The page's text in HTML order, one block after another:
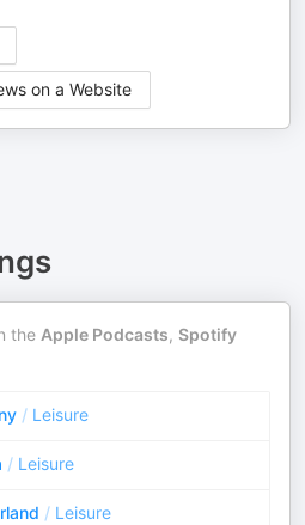
on a Website
the Apple Podcasts, Spotify
/ Leisure
/ Leisure
/ Leisure